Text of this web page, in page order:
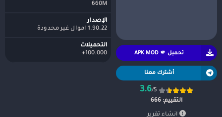
تحميل APK MOD 🫵
أشترك معنا
3.6/5
التقييم: 666
انشاء تقرير
660M
الإصدار
1.90.22 اموال غير محدودة
التحميلات
100.000+